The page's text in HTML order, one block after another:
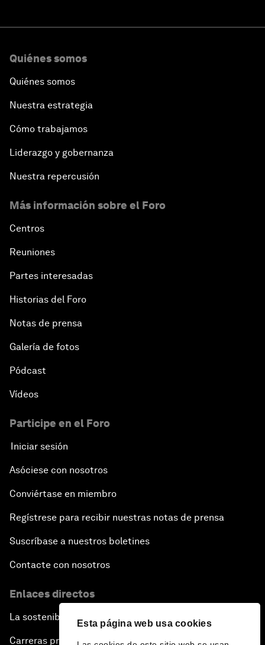
Esta página web usa cookies
Quiénes somos
Quiénes somos
Nuestra estrategia
Cómo trabajamos
Liderazgo y gobernanza
Nuestra repercusión
Más información sobre el Foro
Centros
Reuniones
Partes interesadas
Historias del Foro
Notas de prensa
Galería de fotos
Pódcast
Vídeos
Participe en el Foro
Iniciar sesión
Asóciese con nosotros
Conviértase en miembro
Regístrese para recibir nuestras notas de prensa
Suscríbase a nuestros boletines
Contacte con nosotros
Enlaces directos
La sostenibilidad en el Foro
Carreras profesionales